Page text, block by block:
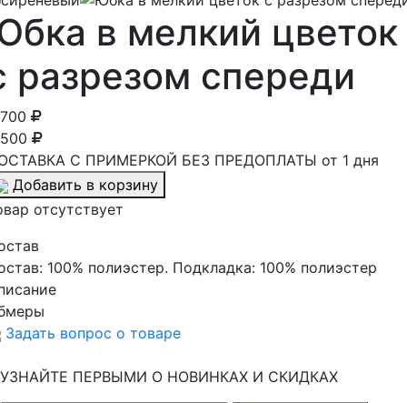
в мелкий цветок
разрезом спереди
С ПРИМЕРКОЙ БЕЗ ПРЕДОПЛАТЫ от 1 дня
Добавить в корзину
отсутствует
100% полиэстер. Подкладка: 100% полиэстер
Задать вопрос о товаре
УЗНАЙТЕ ПЕРВЫМИ О НОВИНКАХ И СКИДКАХ